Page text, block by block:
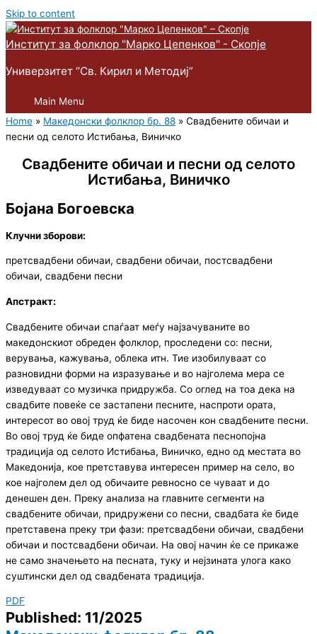
Skip to content
Институт за фолклор "Марко Цепенков" - Скопје
Универзитет “Св. Кирил и Методиј”
Main Menu
Home » Македонски фолклор бр. 88 » Свадбените обичаи и
песни од селото Истибања, Виничко
Свадбените обичаи и песни од селото
Истибања, Виничко
Бојана Богоевска
Клучни зборови:
претсвадбени обичаи, свадбени обичаи, постсвадбени
обичаи, свадбени песни
Апстракт:
Свадбените обичаи спаѓаат меѓу најзачуваните во
македонскиот обреден фолклор, проследени со: песни,
верувања, кажувања, облека итн. Тие изобилуваат со
разновидни форми на изразување и во најголема мера се
изведуваат со музичка придружба. Со оглед на тоа дека на
свадбите повеќе се застапени песните, наспроти ората,
интересот во овој труд ќе биде насочен кон свадбените песни.
Во овој труд ќе биде опфатена свадбената песнопојна
традиција од селото Истибања, Виничко, едно од местата во
Македонија, кое претставува интересен пример на село, во
кое најголем дел од обичаите ревносно се чуваат и до
денешен ден. Преку анализа на главните сегменти на
свадбените обичаи, придружени со песни, свадбата ќе биде
претставена преку три фази: претсвадбени обичаи, свадбени
обичаи и постсвадбени обичаи. На овој начин ќе се прикаже
не само значењето на песната, туку и нејзината улога како
суштински дел од свадбената традиција.
PDF
Published: 11/2025